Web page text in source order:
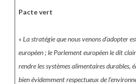
Pacte vert
«La stratégie que nous venons d’adopter
européen ; le Parlement européen le dit
rendre les systèmes alimentaires durables,
bien évidemment respectueux de